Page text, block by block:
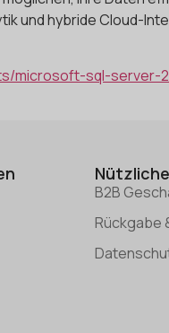
hybride Cloud-
microsoft-sql-server-
B2B
Rückgabe